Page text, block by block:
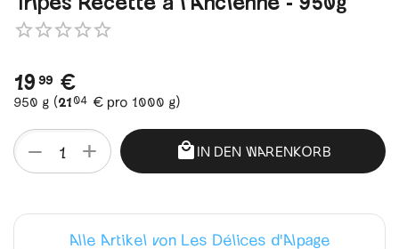
19 99 €
950 g (2104 € pro 1000 g)
+
− IN DEN WARENKORB
Alle Artikel von Les Délices d'Alpage